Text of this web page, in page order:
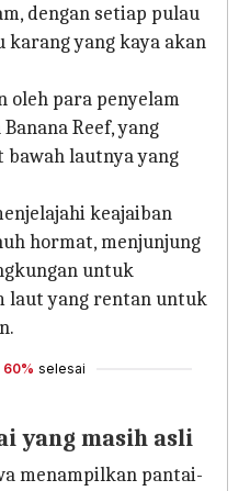
dengan setiap pulau
yang kaya akan
oleh para penyelam
Reef, yang
lautnya yang
keajaiban
hormat, menjunjung
untuk
laut yang rentan untuk
60% selesai
yang masih asli
menampilkan pantai-